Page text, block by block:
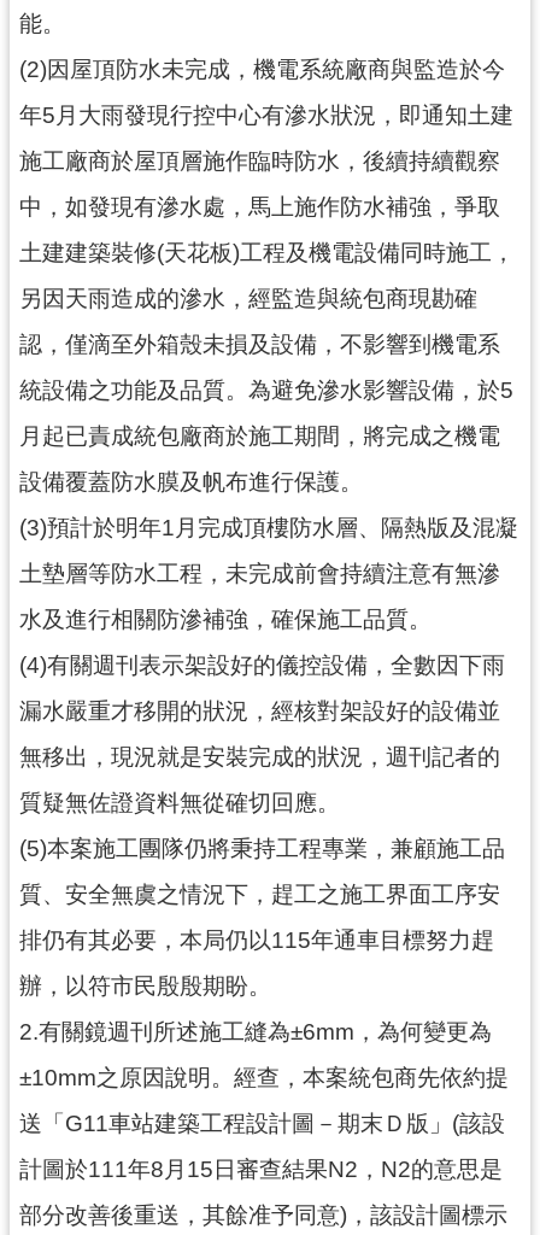
捷
運
局
怎
麼
去
？
能。
(2)因屋頂防水未完成，機電系統廠商與監造於今
年5月大雨發現行控中心有滲水狀況，即通知土建
施工廠商於屋頂層施作臨時防水，後續持續觀察
中，如發現有滲水處，馬上施作防水補強，爭取
土建建築裝修(天花板)工程及機電設備同時施工，
另因天雨造成的滲水，經監造與統包商現勘確
認，僅滴至外箱殼未損及設備，不影響到機電系
統設備之功能及品質。為避免滲水影響設備，於5
月起已責成統包廠商於施工期間，將完成之機電
設備覆蓋防水膜及帆布進行保護。
(3)預計於明年1月完成頂樓防水層、隔熱版及混凝
土墊層等防水工程，未完成前會持續注意有無滲
水及進行相關防滲補強，確保施工品質。
(4)有關週刊表示架設好的儀控設備，全數因下雨
漏水嚴重才移開的狀況，經核對架設好的設備並
無移出，現況就是安裝完成的狀況，週刊記者的
質疑無佐證資料無從確切回應。
(5)本案施工團隊仍將秉持工程專業，兼顧施工品
質、安全無虞之情況下，趕工之施工界面工序安
排仍有其必要，本局仍以115年通車目標努力趕
辦，以符市民殷殷期盼。
2.有關鏡週刊所述施工縫為±6mm，為何變更為
±10mm之原因說明。經查，本案統包商先依約提
送「G11車站建築工程設計圖－期末Ｄ版」(該設
計圖於111年8月15日審查結果N2，N2的意思是
部分改善後重送，其餘准予同意)，該設計圖標示